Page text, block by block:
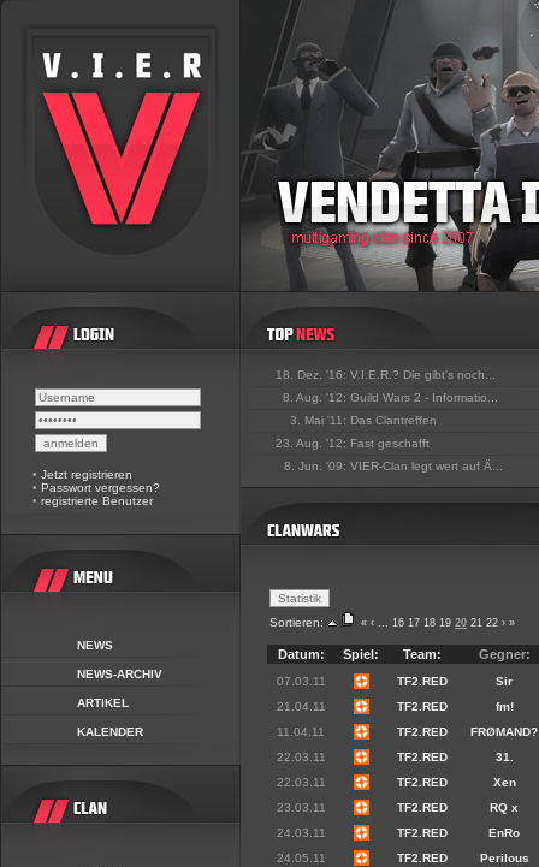
• Jetzt registrieren
• Passwort vergessen?
• registrierte Benutzer
NEWS
NEWS-ARCHIV
ARTIKEL
KALENDER
18. Dez. '16: V.I.E.R.? Die gibt's noch...
8. Aug. '12: Guild Wars 2 - Informatio...
3. Mai '11: Das Clantreffen
23. Aug. '12: Fast geschafft
8. Jun. '09: VIER-Clan legt wert auf Ä...
Sortieren: « ‹ ... 16 17 18 19 20 21 22 › »
Datum: Spiel: Team: Gegner:
07.03.11 TF2.RED
Sir
21.04.11
TF2.RED
fm!
11.04.11
TF2.RED
FRØMAND?
22.03.11
TF2.RED
31.
22.03.11
TF2.RED
Xen
23.03.11
TF2.RED
RQ x
24.03.11
TF2.RED
EnRo
24.05.11
TF2.RED
Perilous